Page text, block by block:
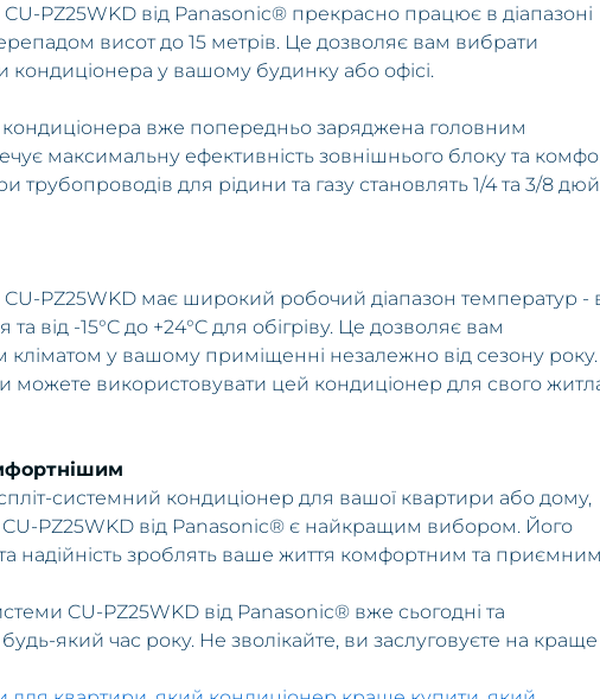
PZ25WKD від Panasonic® прекрасно працює в діапазоні
висот до 15 метрів. Це дозволяє вам вибрати
кондиціонера у вашому будинку або офісі.
кондиціонера вже попередньо заряджена головним
максимальну ефективність зовнішнього блоку та
трубопроводів для рідини та газу становлять 1/4 та 3/8
PZ25WKD має широкий робочий діапазон температур -
від -15°C до +24°C для обігріву. Це дозволяє вам
у вашому приміщенні незалежно від сезону року.
можете використовувати цей кондиціонер для свого
системний кондиціонер для вашої квартири або дому,
CU-PZ25WKD від Panasonic® є найкращим вибором. Його
та надійність зроблять ваше життя комфортним та
CU-PZ25WKD від Panasonic® вже сьогодні та
який час року. Не зволікайте, ви заслуговуєте на краще